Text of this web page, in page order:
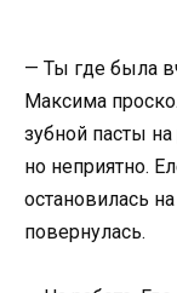
— Ты где была
Максима
зубной пасты
но неприятно.
остановилась
повернулась.